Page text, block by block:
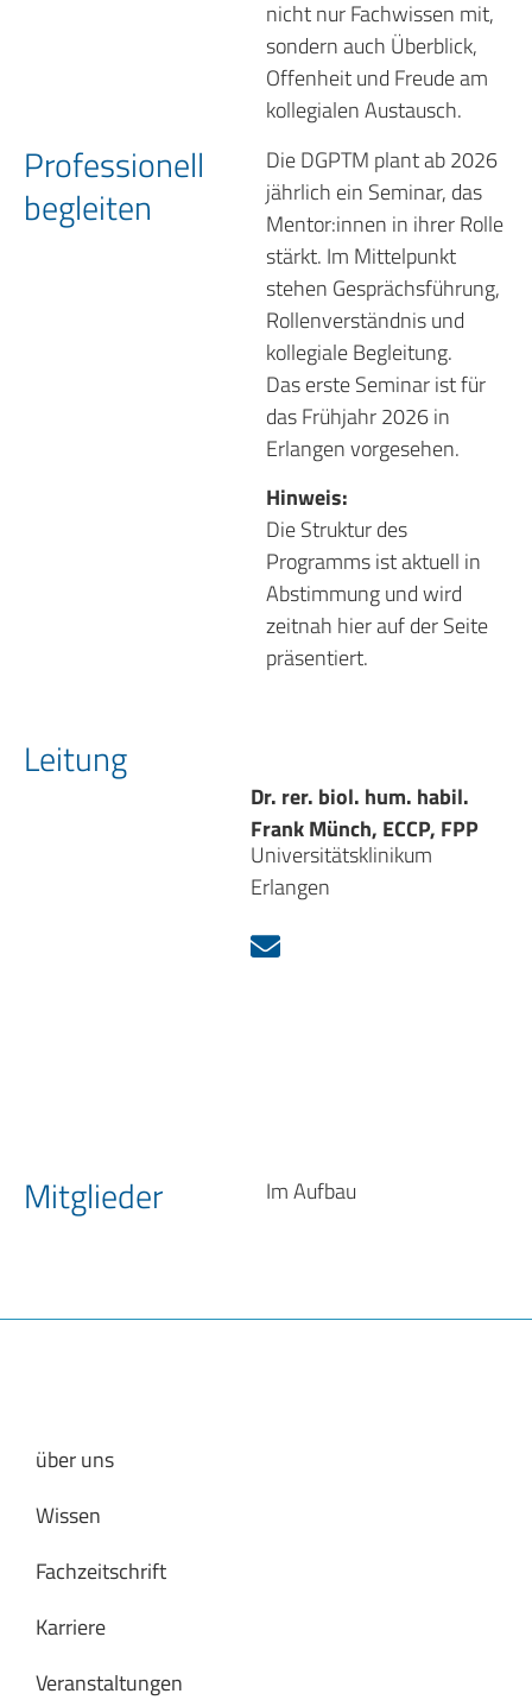
nicht nur Fachwissen mit,
sondern auch Überblick,
Offenheit und Freude am
kollegialen Austausch.
Professionell
begleiten
Die DGPTM plant ab 2026
jährlich ein Seminar, das
Mentor:innen in ihrer Rolle
stärkt. Im Mittelpunkt
stehen Gesprächsführung,
Rollenverständnis und
kollegiale Begleitung.
Das erste Seminar ist für
das Frühjahr 2026 in
Erlangen vorgesehen.
Hinweis:
Die Struktur des
Programms ist aktuell in
Abstimmung und wird
zeitnah hier auf der Seite
präsentiert.
Leitung
Dr. rer. biol. hum. habil.
Frank Münch, ECCP, FPP
Universitätsklinikum
Erlangen
Mitglieder Im Aufbau
über uns
Wissen
Fachzeitschrift
Karriere
Veranstaltungen